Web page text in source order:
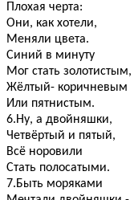
Плохая черта:
Они, как хотели,
Меняли цвета.
Синий в минуту
Мог стать золотистым,
Жёлтый- коричневым
Или пятнистым.
6.Ну, а двойняшки,
Четвёртый и пятый,
Всё норовили
Стать полосатыми.
7.Быть моряками